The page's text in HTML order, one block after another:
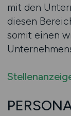
mit den
diesen
somit einen